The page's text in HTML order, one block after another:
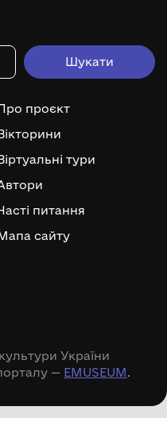
проєкт
тури
питання
сайту
України
— EMUSEUM.